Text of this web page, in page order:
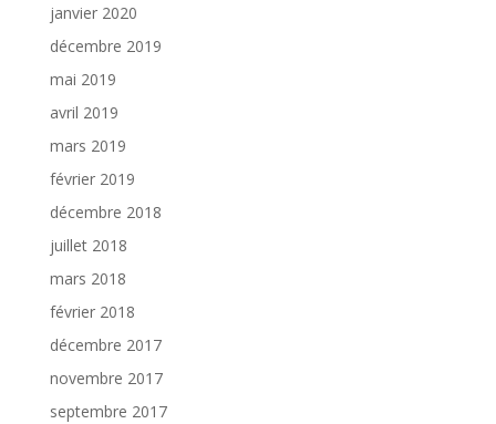
janvier 2020
décembre 2019
mai 2019
avril 2019
mars 2019
février 2019
décembre 2018
juillet 2018
mars 2018
février 2018
décembre 2017
novembre 2017
septembre 2017